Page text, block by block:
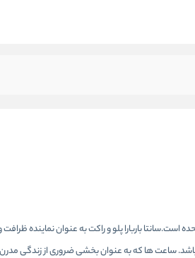
است.سانتا باربارا پلو و راکت به عنوان نماینده
ساعت ها که به عنوان بخشی ضروری از زندگی مدرن